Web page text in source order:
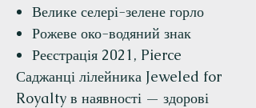
Велике селері-зелене горло
Рожеве око-водяний знак
Реєстрація 2021, Pierce
Саджанці лілейника Jeweled for
Royalty в наявності — здорові